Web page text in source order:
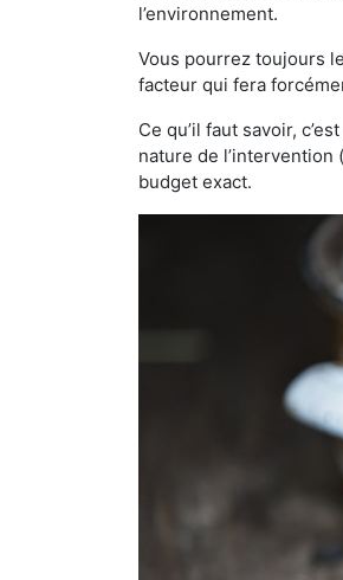
l’environnement.
Vous pourrez toujours
facteur qui fera
Ce qu’il faut savoir,
nature de
budget exact.